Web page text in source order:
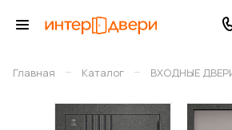
Главная – Каталог – ВХОДНЫЕ